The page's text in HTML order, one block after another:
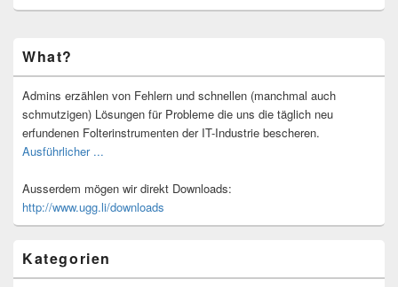
Seitenleisten-
Widgetbereich
What?
Admins erzählen von Fehlern und schnellen (manchmal auch
schmutzigen) Lösungen für Probleme die uns die täglich neu
erfundenen Folterinstrumenten der IT-Industrie bescheren.
Ausführlicher ...
Ausserdem mögen wir direkt Downloads:
http://www.ugg.li/downloads
Kategorien